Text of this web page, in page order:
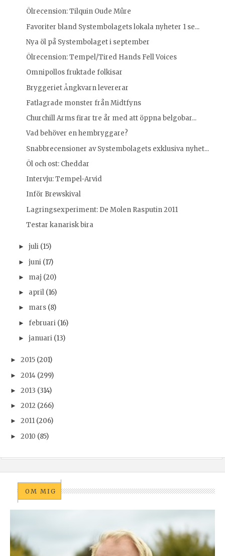
Ölrecension: Tilquin Oude Mûre
Favoriter bland Systembolagets lokala nyheter 1 se...
Nya öl på Systembolaget i september
Ölrecension: Tempel/Tired Hands Fell Voices
Omnipollos fruktade folkisar
Bryggeriet Ångkvarn levererar
Fatlagrade monster från Midtfyns
Churchill Arms firar tre år med att öppna belgobar...
Vad behöver en hembryggare?
Snabbrecensioner av Systembolagets exklusiva nyhet...
Öl och ost: Cheddar
Intervju: Tempel-Arvid
Inför Brewskival
Lagringsexperiment: De Molen Rasputin 2011
Testar kanarisk bira
► juli (15)
► juni (17)
► maj (20)
► april (16)
► mars (8)
► februari (16)
► januari (13)
► 2015 (201)
► 2014 (299)
► 2013 (314)
► 2012 (266)
► 2011 (206)
► 2010 (85)
OM MIG